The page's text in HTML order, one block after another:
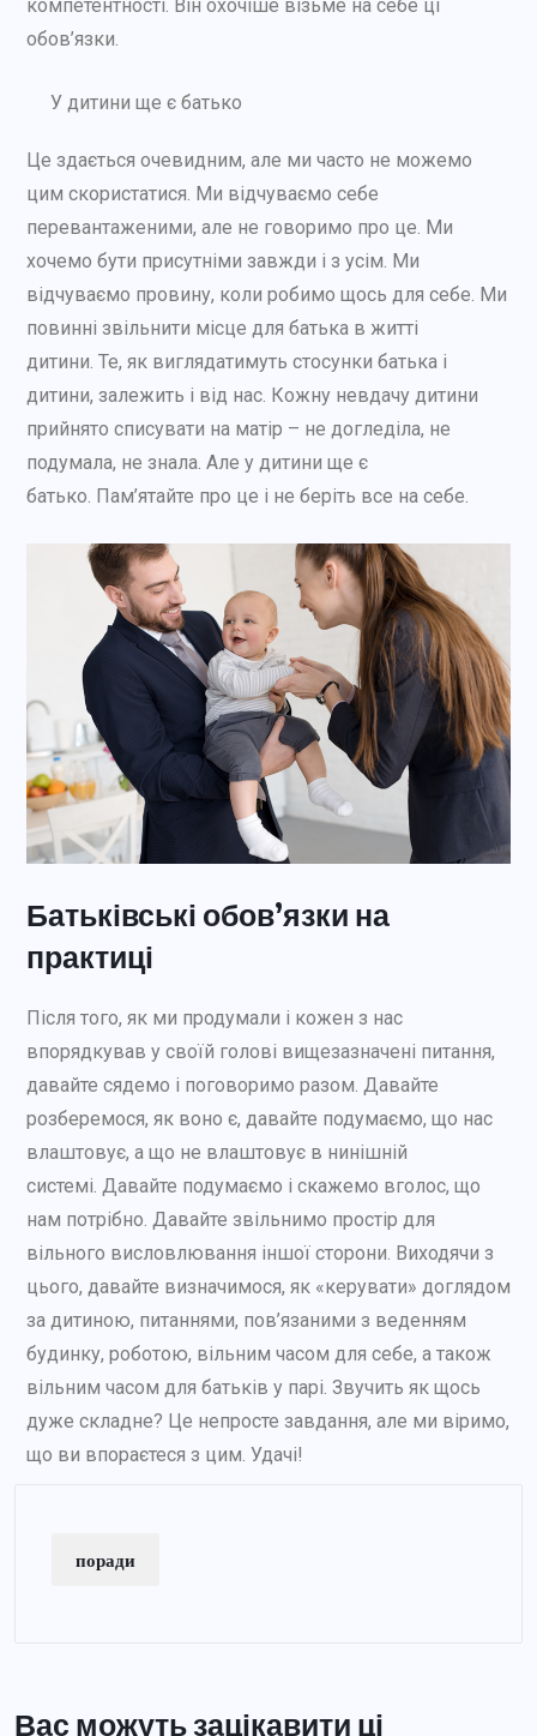
компетентності. Він охочіше візьме на себе ці
обов’язки.
У дитини ще є батько
Це здається очевидним, але ми часто не можемо
цим скористатися. Ми відчуваємо себе
перевантаженими, але не говоримо про це. Ми
хочемо бути присутніми завжди і з усім. Ми
відчуваємо провину, коли робимо щось для себе. Ми
повинні звільнити місце для батька в житті
дитини. Те, як виглядатимуть стосунки батька і
дитини, залежить і від нас. Кожну невдачу дитини
прийнято списувати на матір – не догледіла, не
подумала, не знала. Але у дитини ще є
батько. Пам’ятайте про це і не беріть все на себе.
Батьківські обов’язки на
практиці
Після того, як ми продумали і кожен з нас
впорядкував у своїй голові вищезазначені питання,
давайте сядемо і поговоримо разом. Давайте
розберемося, як воно є, давайте подумаємо, що нас
влаштовує, а що не влаштовує в нинішній
системі. Давайте подумаємо і скажемо вголос, що
нам потрібно. Давайте звільнимо простір для
вільного висловлювання іншої сторони. Виходячи з
цього, давайте визначимося, як «керувати» доглядом
за дитиною, питаннями, пов’язаними з веденням
будинку, роботою, вільним часом для себе, а також
вільним часом для батьків у парі. Звучить як щось
дуже складне? Це непросте завдання, але ми віримо,
що ви впораєтеся з цим. Удачі!
поради
Вас можуть зацікавити ці